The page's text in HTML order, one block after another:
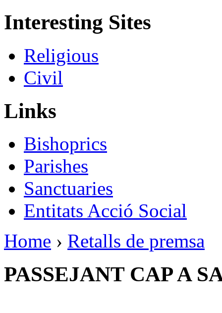
Interesting Sites
Religious
Civil
Links
Bishoprics
Parishes
Sanctuaries
Entitats Acció Social
Home › Retalls de premsa
PASSEJANT CAP A